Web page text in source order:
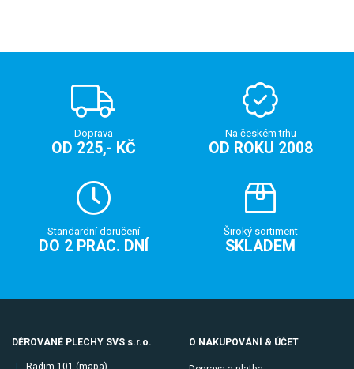
Doprava
OD 225,- KČ
Na českém trhu
OD ROKU 2008
Standardní doručení
DO 2 PRAC. DNÍ
Široký sortiment
SKLADEM
DĚROVANÉ PLECHY SVS s.r.o.
Radim 101 (mapa)
O NAKUPOVÁNÍ & ÚČET